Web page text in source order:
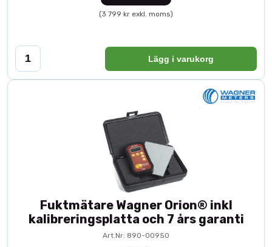
(3 799 kr exkl. moms)
Lägg i varukorg
Fuktmätare Wagner Orion® inkl
kalibreringsplatta och 7 års garanti
Art.Nr: 890-00950